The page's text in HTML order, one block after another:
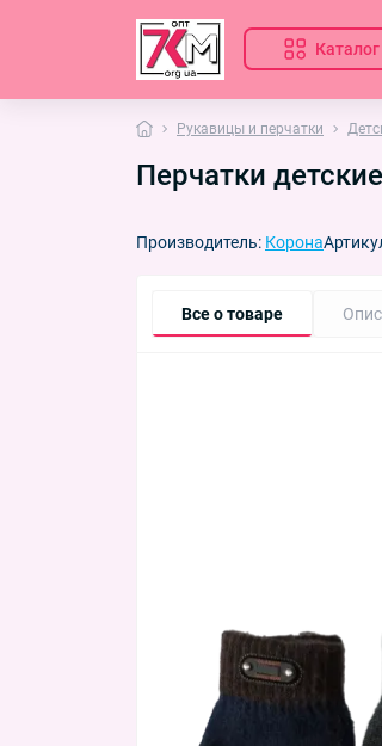
Рукавицы и перчатки
Перчатки
Производитель: Корона
Все о товаре